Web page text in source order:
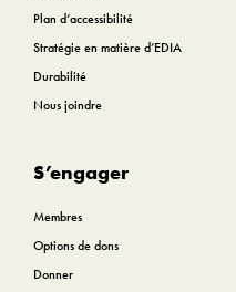
Plan d’accessibilité
Stratégie en matière d’EDIA
Durabilité
Nous joindre
S’engager
Membres
Options de dons
Donner